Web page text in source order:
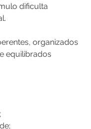
dificulta
organizados
equilibrados